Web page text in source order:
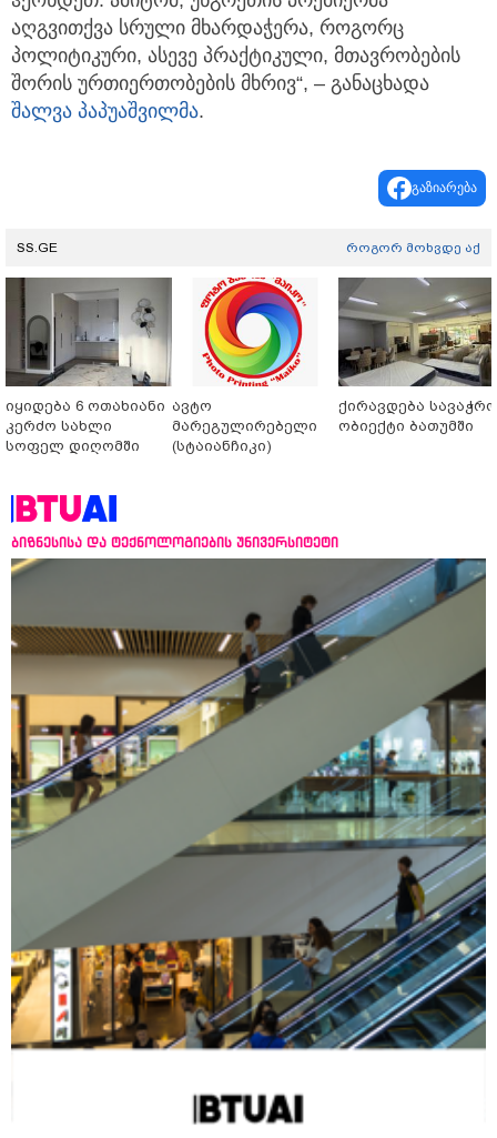
აღგვითქვა სრული მხარდაჭერა, როგორც
პოლიტიკური, ასევე პრაქტიკული, მთავრობების
შორის ურთიერთობების მხრივ“, – განაცხადა
შალვა პაპუაშვილმა.
გაზიარება
SS.GE როგორ მოხვდე აქ
იყიდება 6 ოთახიანი
კერძო სახლი
სოფელ დიღომში
ავტო
მარეგულირებელი
(სტაიანჩიკი)
ქირავდება სავაჭრო
ობიექტი ბათუმში
ბიზნესისა და ტექნოლოგიების უნივერსიტეტი